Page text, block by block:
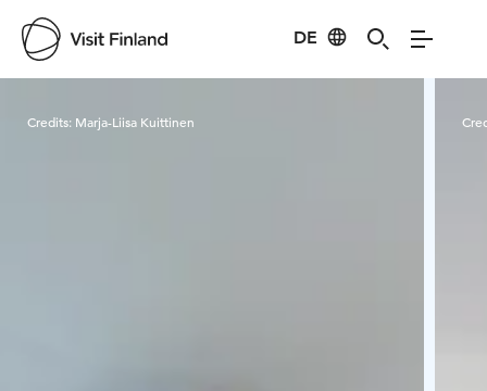
DE
Credits: Marja-Liisa Kuittinen